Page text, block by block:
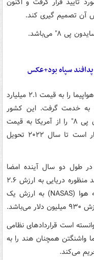
آن تصمیم گیری کند.
هند در سال ۲۰۰۸ هشت فروند از این نوع هواپیما را به قیمت ۲.۱ میلیارد
به خدمت گرفت. این کشور
همچنین ۴ فروند دیگر هواپیمای "پوسایدون پی ۸" را از آمریکا به قیمت
۱.۱ میلیارد دلار خریداری کرده است که قرار است تا سال ۲۰۲۲ تحویل
در طول دو سال آینده امضا
خواهند شد شامل خرید ۲۴ فروند بالگرد چند منظوره دریایی به ارزش ۲.۶
میلیارد دلار، نسل دوم موشک‌های زمین به هوا (NASAS) به ارزش یک
از سال ۲۰۰۷ تاکنون توانسته است قراردادهای نظامی
اما واشنگتن همچنان هند را به
می‌کند.